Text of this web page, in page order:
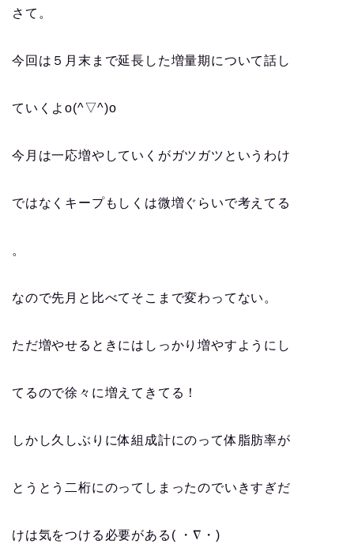
さて。
今回は５月末まで延長した増量期について話し
ていくよo(^▽^)o
今月は一応増やしていくがガツガツというわけ
ではなくキープもしくは微増ぐらいで考えてる
。
なので先月と比べてそこまで変わってない。
ただ増やせるときにはしっかり増やすようにし
てるので徐々に増えてきてる！
しかし久しぶりに体組成計にのって体脂肪率が
とうとう二桁にのってしまったのでいきすぎだ
けは気をつける必要がある( ・∇・)